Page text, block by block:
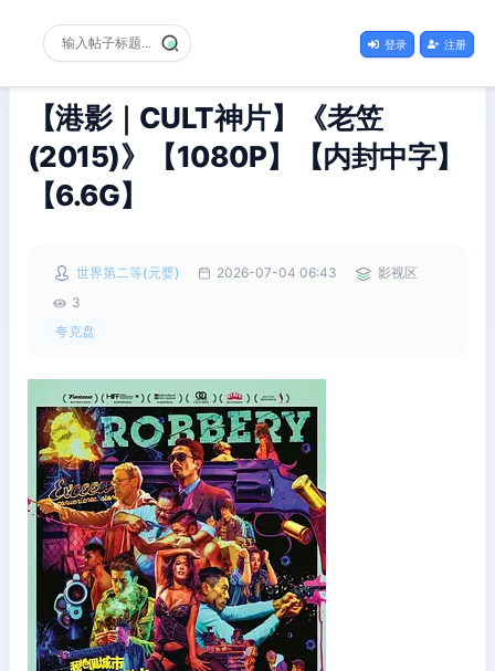
登录 注册
【港影｜CULT神片】《老笠
(2015)》【1080P】【内封中字】
【6.6G】
世界第二等(元婴) 2026-07-04 06:43
影视区
3
夸克盘